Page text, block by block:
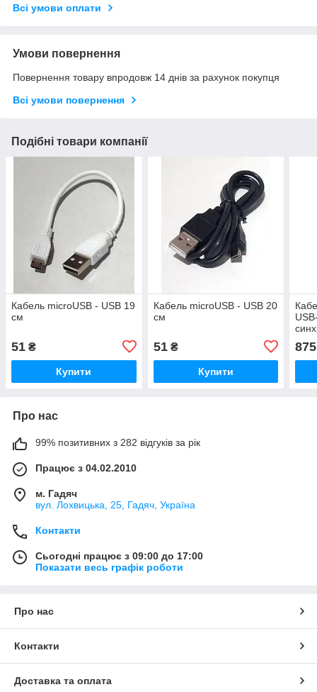
Всі умови оплати
Умови повернення
Повернення товару впродовж 14 днів за рахунок покупця
Всі умови повернення
Подібні товари компанії
Кабель microUSB - USB 19
см
51 ₴
Купити
Кабель microUSB - USB 20
см
51₴
Купити
875
Про нас
99% позитивних з 282 відгуків за рік
Працює з 04.02.2010
м. Гадяч
вул. Лохвицька, 25, Гадяч, Україна
Контакти
Сьогодні працює з 09:00 до 17:00
Показати весь графік роботи
Про нас
Контакти
Доставка та оплата